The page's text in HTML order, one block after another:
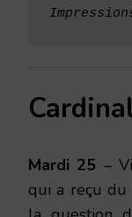
Mardi 25 –
qui a reçu du